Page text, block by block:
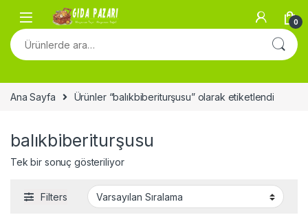
Skip to navigation
Skip to content
0
Ara:
Ana Sayfa Ürünler “balıkbiberiturşusu” olarak etiketlendi
balıkbiberiturşusu
Tek bir sonuç gösteriliyor
Filters